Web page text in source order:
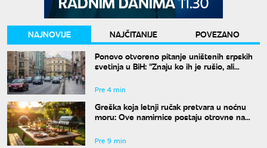
NAJNOVIJE NAJČITANIJE
POVEZANO
Ponovo otvoreno pitanje uništenih srpskih
svetinja u BiH: "Znaju ko ih je rušio, ali
Pre 4 min
Greška koja letnji ručak pretvara u noćnu
moru: Ove namirnice postaju otrovne na
Pre 9 min